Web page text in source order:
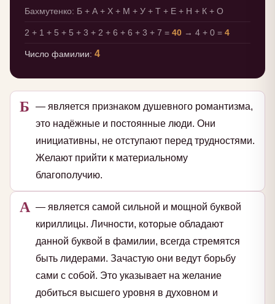
Бахмутенко: Б + А + Х + М + У + Т + Е + Н + К + О
2 + 1 + 5 + 5 + 3 + 2 + 6 + 6 + 3 + 7 = 40 → 4 + 0 = 4
Число фамилии: 4
Б
— является признаком душевного романтизма,
это надёжные и постоянные люди. Они
инициативны, не отступают перед трудностями.
Желают прийти к материальному
благополучию.
А — является самой сильной и мощной буквой
кириллицы. Личности, которые обладают
данной буквой в фамилии, всегда стремятся
быть лидерами. Зачастую они ведут борьбу
сами с собой. Это указывает на желание
добиться высшего уровня в духовном и